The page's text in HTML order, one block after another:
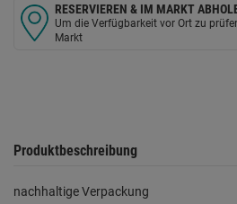
RESERVIEREN & IM MARKT
Um die Verfügbarkeit vor Ort zu
Markt
Produktbeschreibung
nachhaltige Verpackung